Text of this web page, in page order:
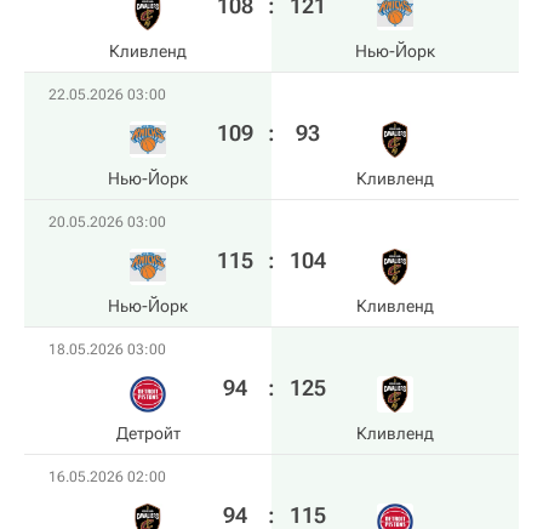
Кливленд
108 : 121
Нью-Йорк
22.05.2026 03:00
Нью-Йорк
109 : 93
Кливленд
20.05.2026 03:00
Нью-Йорк
115 : 104
Кливленд
18.05.2026 03:00
Детройт
94 : 125
Кливленд
16.05.2026 02:00
94 : 115